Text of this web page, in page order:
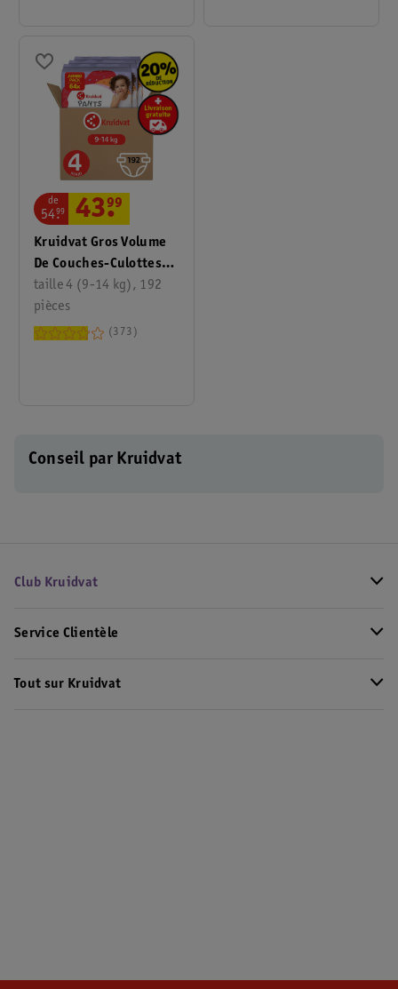
Kruidvat Gros Volume
De Couches-Culottes
Maxi Taille 4
taille 4 (9-14 kg), 192
pièces
de
54.
99 43.
99
373
Conseil par Kruidvat
Club Kruidvat
Service Clientèle
Tout sur Kruidvat